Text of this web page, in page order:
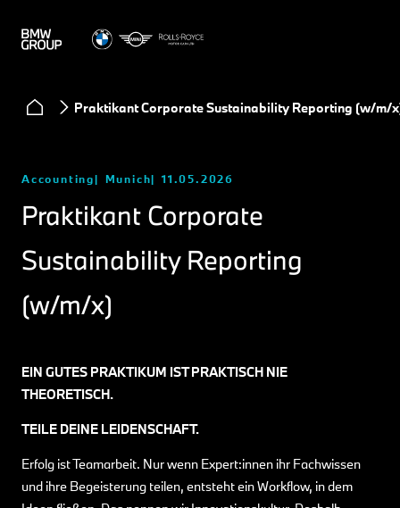
Praktikant Corporate Sustainability Reporting (w/m/
Accounting Munich 11.05.2026
Praktikant Corporate
Sustainability Reporting
(w/m/x)
EIN GUTES PRAKTIKUM IST PRAKTISCH NIE
THEORETISCH.
TEILE DEINE LEIDENSCHAFT.
Erfolg ist Teamarbeit. Nur wenn Expert:innen ihr Fachwissen
und ihre Begeisterung teilen, entsteht ein Workflow, in dem